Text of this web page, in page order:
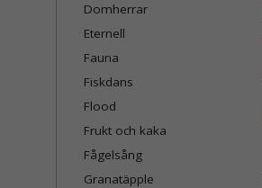
Domherrar
Eternell
Fauna
Fiskdans
Flood
Frukt och kaka
Fågelsång
Granatäpple